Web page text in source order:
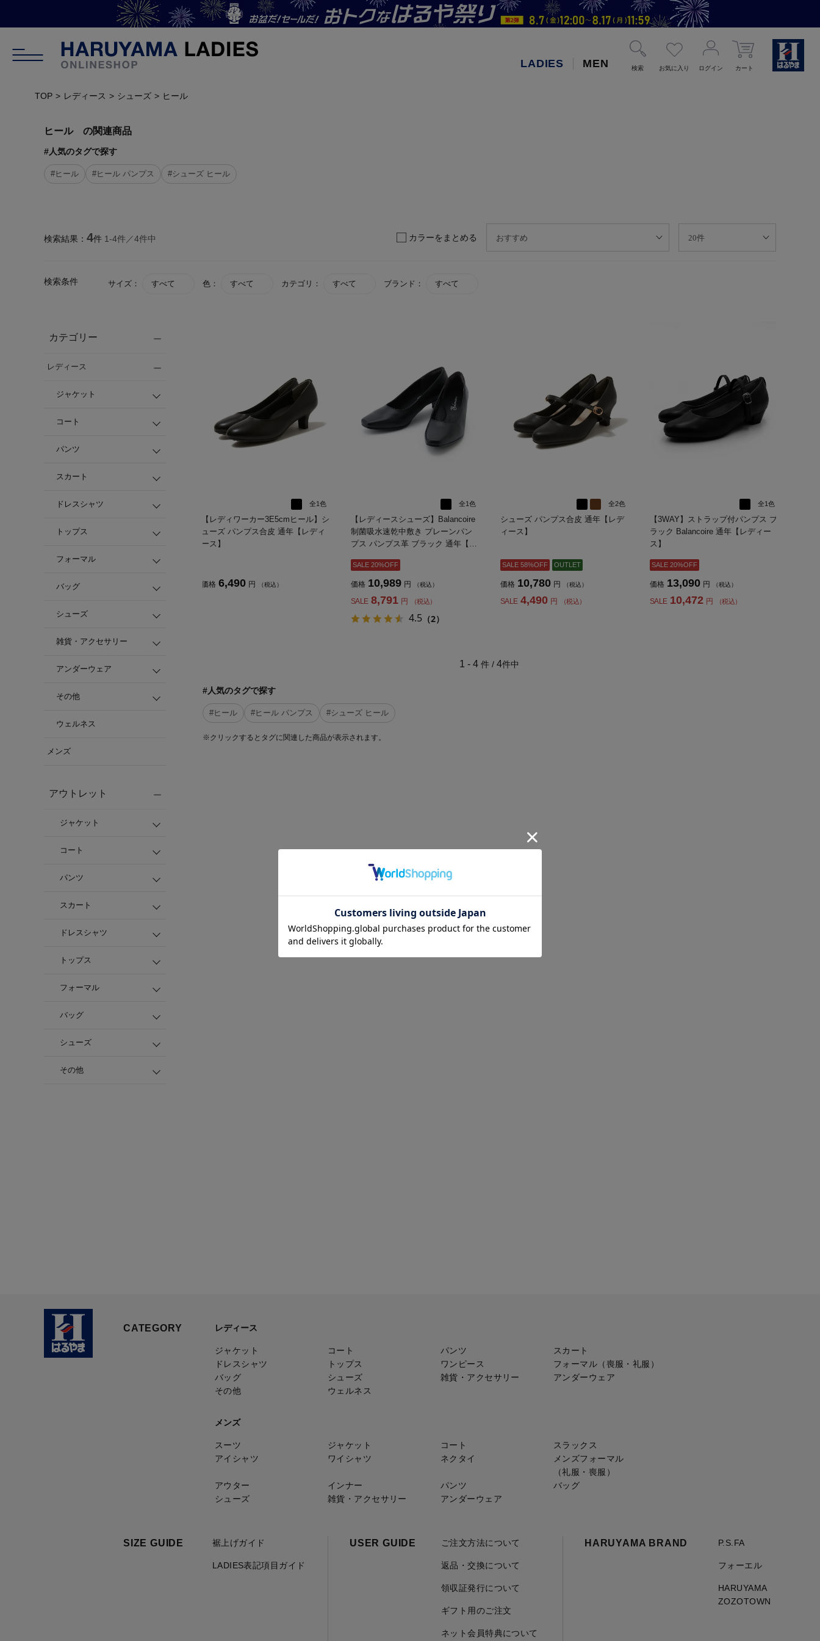
LADIES MEN 検索 お気に入り ログイン カート
TOP レディース シューズ ヒール
ヒール の関連商品
#人気のタグで探す
#ヒール #ヒール パンプス #シューズ ヒール
検索結果： 4件 1-4件／4件中 カラーをまとめる
検索条件 サイズ： すべて 色： すべて カテゴリ： すべて ブランド： すべて
カテゴリー
レディース
ジャケット
コート
パンツ
スカート
ドレスシャツ
トップス
フォーマル
バッグ
シューズ
雑貨・アクセサリー
アンダーウェア
その他
ウェルネス
メンズ
アウトレット
ジャケット
コート
パンツ
スカート
ドレスシャツ
トップス
フォーマル
バッグ
シューズ
その他
全1色
【レディワーカー3E5cmヒール】シ
ューズ パンプス合皮 通年【レディ
ース】
価格 6,490 円 （税込）
全1色
【レディースシューズ】Balancoire
制菌吸水速乾中敷き プレーンパン
プス パンプス革 ブラック 通年【レ
SALE 20%OFF
価格 10,989 円 （税込）
SALE 8,791 円 （税込）
4.5（2）
全2色
シューズ パンプス合皮 通年【レデ
ィース】
SALE 58%OFF OUTLET
価格 10,780 円 （税込）
SALE 4,490 円 （税込）
全1色
【3WAY】ストラップ付パンプス ブ
ラック Balancoire 通年【レディー
ス】
SALE 20%OFF
価格 13,090 円 （税込）
SALE 10,472 円 （税込）
1 - 4 件 / 4件中
#人気のタグで探す
#ヒール #ヒール パンプス #シューズ ヒール
※クリックするとタグに関連した商品が表示されます。
CATEGORY レディース
ジャケット コート パンツ
スカート
ドレスシャツ
トップス ワンピース
フォーマル（喪服・礼服）
バッグ
シューズ 雑貨・アクセサリー
アンダーウェア
その他
ウェルネス
メンズ
スーツ ジャケット コート
スラックス
アイシャツ
ワイシャツ ネクタイ
メンズフォーマル
（礼服・喪服）
アウター
インナー パンツ
バッグ
シューズ
雑貨・アクセサリー アンダーウェア
SIZE GUIDE 裾上げガイド
LADIES表記項目ガイド
USER GUIDE ご注文方法について
返品・交換について
領収証発行について
ギフト用のご注文
ネット会員特典について
HARUYAMA BRAND P.S.FA
フォーエル
HARUYAMA
ZOZOTOWN